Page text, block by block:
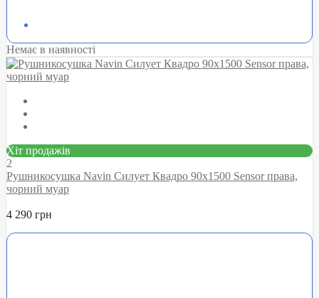
Немає в наявності
Хіт продажів
2
Рушникосушка Navin Силует Квадро 90х1500 Sensor права,
чорний муар
4 290 грн